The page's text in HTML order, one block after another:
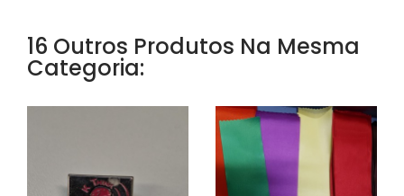
16 Outros Produtos Na Mesma
Categoria: